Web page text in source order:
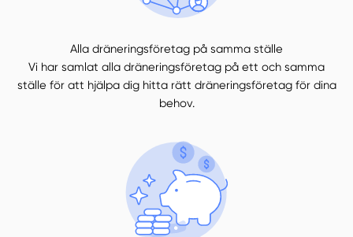
Alla dräneringsföretag på samma ställe
Vi har samlat alla dräneringsföretag på ett och samma
ställe för att hjälpa dig hitta rätt dräneringsföretag för dina
behov.